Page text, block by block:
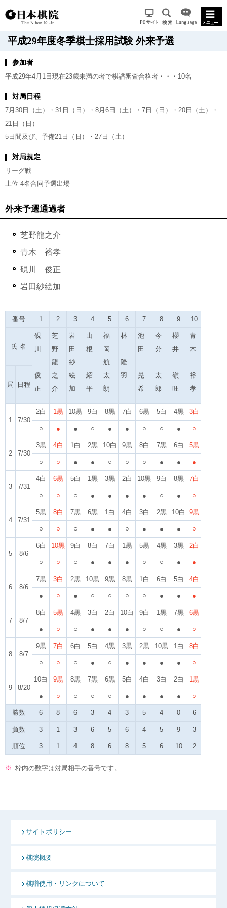
平成29年度冬季棋士採用試験 外来予選
参加者
平成29年4月1日現在23歳未満の者で棋譜審査合格者・・・10名
対局日程
7月30日（土）・31日（日）・8月6日（土）・7日（日）・20日（土）・
21日（日）
5日間及び、予備21日（日）・27日（土）
対局規定
リーグ戦
上位 4名合同予選出場
外来予選通過者
芝野龍之介
青木 裕孝
硯川 俊正
岩田紗絵加
番号 1 2 3 4 5 6 7 8 9 10
氏 名
硯
川
俊
正
芝
野
龍
之
介
岩
田
紗
絵
加
山
根
紹
平
福
岡
航
太
朗
林
隆
羽
池
田
晃
希
今
分
太
郎
櫻
井
嶺
旺
青
木
裕
孝
局 日程
1 7/30
2白 1黒 10黒 9白 8黒 7白 6黒 5白 4黒 3白
○ ● ● ○ ● ● ○ ○ ● ○
2 7/30
3黒 4白 1白 2黒 10白 9黒 8白 7黒 6白 5黒
○ ○ ● ● ○ ○ ○ ● ● ●
3 7/31
4白 6黒 5白 1黒 3黒 2白 10黒 9白 8黒 7白
○ ○ ○ ● ● ● ● ○ ● ○
4 7/31
5黒 8白 7黒 6黒 1白 4白 3白 2黒 10白 9黒
○ ○ ○ ● ● ○ ● ● ● ○
5 8/6
6白 10黒 9白 8白 7白 1黒 5黒 4黒 3黒 2白
○ ○ ○ ● ● ● ○ ○ ● ●
6 8/6
7黒 3白 2黒 10黒 9黒 8黒 1白 6白 5白 4白
● ○ ● ○ ○ ○ ○ ● ● ●
7 8/7
8白 5黒 4黒 3白 2白 10白 9白 1黒 7黒 6黒
● ○ ○ ● ● ● ○ ○ ● ○
8 8/7
9黒 7白 6白 5白 4黒 3黒 2黒 10黒 1白 8白
○ ○ ○ ● ○ ● ● ● ● ○
9 8/20
10白 9黒 8黒 7黒 6黒 5白 4白 3白 2白 1黒
● ○ ○ ○ ○ ● ● ● ● ○
勝数 6 8 6 3 4 3 5 4 0 6
負数 3 1 3 6 5 6 4 5 9 3
順位 3 1 4 8 6 8 5 6 10 2
※ 枠内の数字は対局相手の番号です。
サイトポリシー
棋院概要
棋譜使用・リンクについて